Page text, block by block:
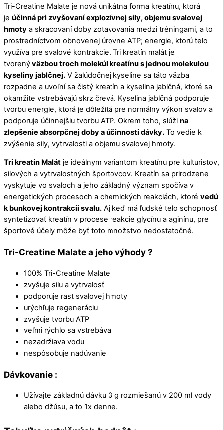
Tri-Creatine Malate je nová unikátna forma kreatínu, ktorá
je účinná pri zvyšovaní explozívnej sily, objemu svalovej
hmoty a skracovaní doby zotavovania medzi tréningami, a to
prostredníctvom obnovenej úrovne ATP; energie, ktorú telo
využíva pre svalové kontrakcie. Tri kreatín malát je
tvorenýväzbou troch molekúl kreatínu s jednou molekulou
kyseliny jablčnej. V žalúdočnej kyseline sa táto väzba
rozpadne a uvoľní sa čistý kreatín a kyselina jablčná, ktoré sa
okamžite vstrebávajú skrz črevá. Kyselina jablčná podporuje
tvorbu energie, ktorá je dôležitá pre normálny výkon svalov a
podporuje účinnejšiu tvorbu ATP. Okrem toho, slúži na
zlepšenie absorpčnej doby a účinnosti dávky. To vedie k
zvýšenie sily, vytrvalosti a objemu svalovej hmoty.
Tri kreatín Malát je ideálnym variantom kreatínu pre kulturistov,
silových a vytrvalostných športovcov. Kreatín sa prirodzene
vyskytuje vo svaloch a jeho základný význam spočíva v
energetických procesoch a chemických reakciách, ktoré vedú
k bunkovej kontrakcii svalu. Aj keď má ľudské telo schopnosť
syntetizovať kreatín v procese reakcie glycínu a aginínu, pre
športové účely môže byť toto množstvo nedostatočné.
Tri-Creatine Malate a jeho výhody ?
100% Tri-Creatine Malate
zvyšuje silu a vytrvalosť
podporuje rast svalovej hmoty
urýchľuje regeneráciu
zvyšuje tvorbu ATP
veľmi rýchlo sa vstrebáva
nezadržiava vodu
nespôsobuje nadúvanie
Dávkovanie :
Užívajte základnú dávku 3 g rozmiešanú v 200 ml vody
alebo džúsu, a to 1x denne.